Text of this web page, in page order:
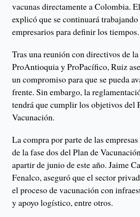
vacunas directamente a Colombia.
explicó que se continuará
empresarios para definir los tiempos.
Tras una reunión con directivos de
ProAntioquia y ProPacífico, Ruiz
un compromiso para que se pueda
frente. Sin embargo, la
tendrá que cumplir los objetivos del
Vacunación.
La compra por parte de las
de la fase dos del Plan de
apartir de junio de este año. Jaime
Fenalco, aseguró que el sector
el proceso de vacunación con
y apoyo logístico, entre otros.